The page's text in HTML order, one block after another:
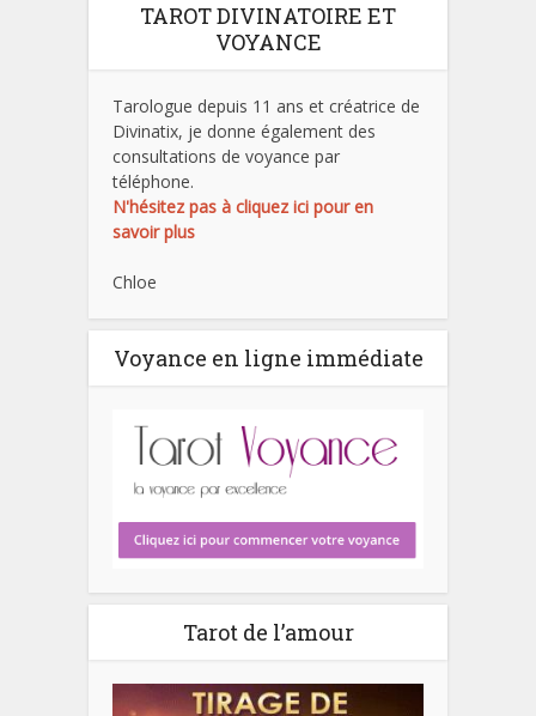
TAROT DIVINATOIRE ET
VOYANCE
Tarologue depuis 11 ans et créatrice de
Divinatix, je donne également des
consultations de voyance par
téléphone.
N'hésitez pas à cliquez ici pour en
savoir plus
Chloe
Voyance en ligne immédiate
Tarot de l’amour